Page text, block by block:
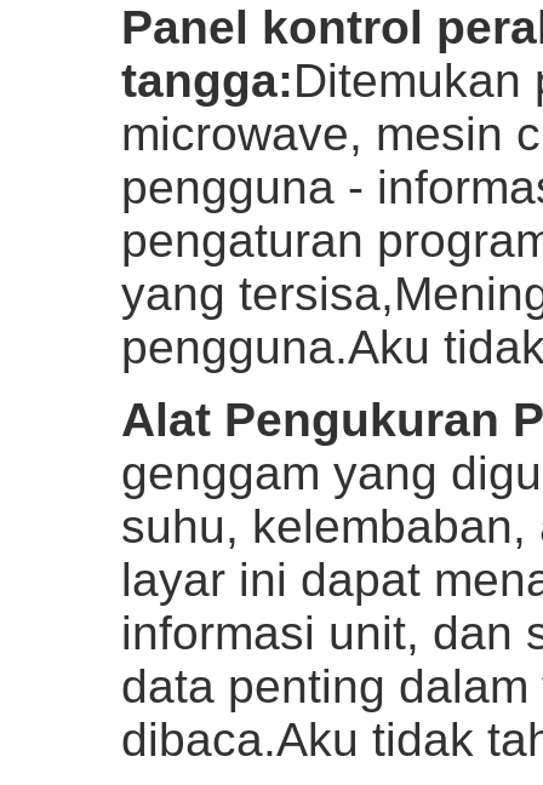
Panel kontrol
tangga:Ditemukan
microwave, mesin
pengguna -
pengaturan
yang
pengguna.Aku
Alat Pengukuran
genggam yang
suhu,
layar ini dapat
informasi unit, dan
data penting
dibaca.Aku tidak